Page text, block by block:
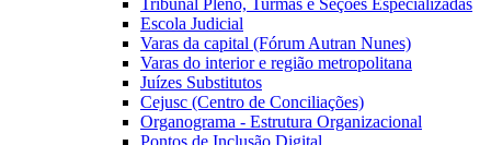
Tribunal Pleno, Turmas e Seções Especializadas
Escola Judicial
Varas da capital (Fórum Autran Nunes)
Varas do interior e região metropolitana
Juízes Substitutos
Cejusc (Centro de Conciliações)
Organograma - Estrutura Organizacional
Pontos de Inclusão Digital